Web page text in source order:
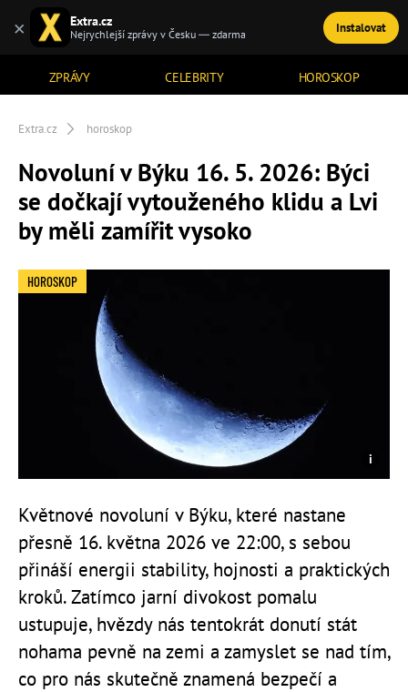
ZPRÁVY CELEBRITY HOROSKOP
TÉMATA
Extra.cz horoskop
Novoluní v Býku 16. 5. 2026: Býci
se dočkají vytouženého klidu a Lvi
by měli zamířit vysoko
HOROSKOP
Květnové novoluní v Býku, které nastane
přesně 16. května 2026 ve 22:00, s sebou
přináší energii stability, hojnosti a praktických
kroků. Zatímco jarní divokost pomalu
ustupuje, hvězdy nás tentokrát donutí stát
nohama pevně na zemi a zamyslet se nad tím,
co pro nás skutečně znamená bezpečí a
× Extra.cz
Nejrychlejší zprávy v Česku — zdarma Instalovat